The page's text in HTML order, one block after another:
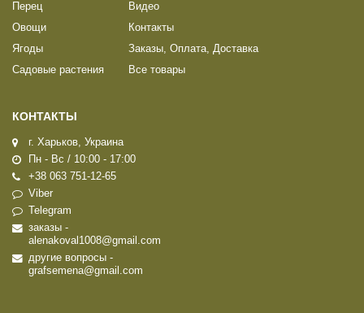
Перец
Овощи
Ягоды
Садовые растения
Видео
Контакты
Заказы, Оплата, Доставка
Все товары
КОНТАКТЫ
г. Харьков, Украина
Пн - Вс / 10:00 - 17:00
+38 063 751-12-65
Viber
Telegram
заказы -
alenakoval1008@gmail.com
другие вопросы -
grafsemena@gmail.com